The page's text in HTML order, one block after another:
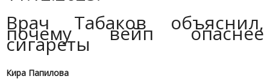
Врач Табаков объяснил,
почему вейп опаснее
сигареты
Кира Папилова